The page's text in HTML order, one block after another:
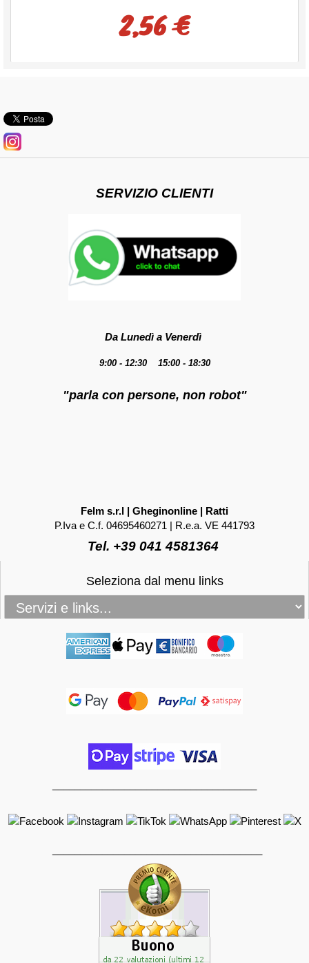
2,56 €
SERVIZIO CLIENTI
Da Lunedì a Venerdì
9:00 - 12:30 15:00 - 18:30
"parla con persone, non robot"
Felm s.r.l | Gheginonline | Ratti
P.Iva e C.f. 04695460271 | R.e.a. VE 441793
Tel. +39 041 4581364
Seleziona dal menu links